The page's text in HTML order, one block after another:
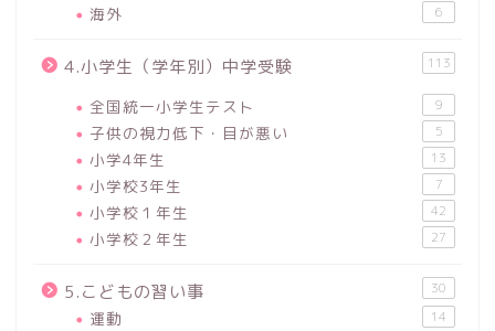
海外 6
4.小学生（学年別）中学受験 113
全国統一小学生テスト 9
子供の視力低下・目が悪い 5
小学4年生 13
小学校3年生 7
小学校１年生 42
小学校２年生 27
5.こどもの習い事 30
運動 14